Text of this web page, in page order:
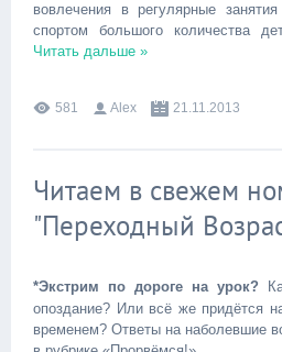
вовлечения в регулярные
спортом большого количества
Читать дальше »
581 Alex 21.11.2013
Читаем в свежем
"Переходный
*Экстрим по дороге на урок?
опоздание? Или всё же придётся
временем? Ответы на наболевшие